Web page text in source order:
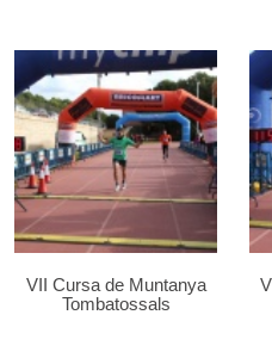
VII Cursa de Muntanya
Tombatossals